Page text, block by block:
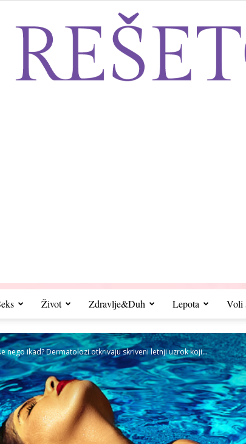
Život Zdravlje&Duh Lepota Voli
nego ikad? Dermatolozi otkrivaju skriveni letnji uzrok koji...